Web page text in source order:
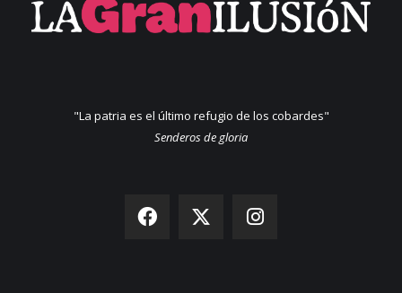
"La patria es el último refugio de los cobardes"
Senderos de gloria